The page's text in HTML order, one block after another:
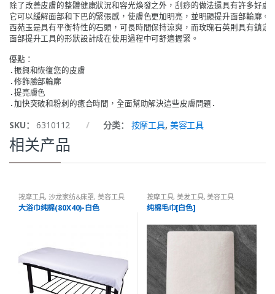
除了改善皮膚的整體健康狀況和容光煥發之外，刮痧的做法還具有許多好處
它可以緩解面部和下巴的緊張感，使膚色更加明亮，並明顯提升面部輪廓。
西苑玉是具有平衡特性的石頭，可長時間保持涼爽，而玫瑰石英則具有鎮定
面部提升工具的形狀設計成在使用過程中可舒適握緊。
優點：
.振興和恢復您的皮膚
.修飾臉部輪廓
.提亮膚色
.加快突破和粉刺的癒合時間，全面幫助解決這些皮膚問題.
SKU： 6310112 分类： 按摩工具, 美容工具
相关产品
按摩工具,沙龙家纺&床罩, 美容工具
大浴巾纯棉(80X40)-白色
按摩工具,美发工具,美容工具
纯棉毛巾[白色]